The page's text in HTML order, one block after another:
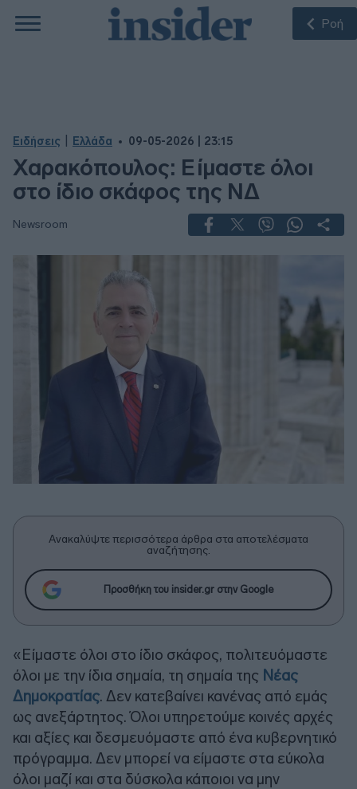
Ροή
Ειδήσεις Ελλάδα 09-05-2026 | 23:15
Χαρακόπουλος: Είμαστε όλοι
στο ίδιο σκάφος της ΝΔ
Newsroom
Ανακαλύψτε περισσότερα άρθρα στα αποτελέσματα
αναζήτησης.
Προσθήκη του insider.gr στην Google
«Είμαστε όλοι στο ίδιο σκάφος, πολιτευόμαστε
όλοι με την ίδια σημαία, τη σημαία της Νέας
Δημοκρατίας. Δεν κατεβαίνει κανένας από εμάς
ως ανεξάρτητος. Όλοι υπηρετούμε κοινές αρχές
και αξίες και δεσμευόμαστε από ένα κυβερνητικό
πρόγραμμα. Δεν μπορεί να είμαστε στα εύκολα
όλοι μαζί και στα δύσκολα κάποιοι να μην